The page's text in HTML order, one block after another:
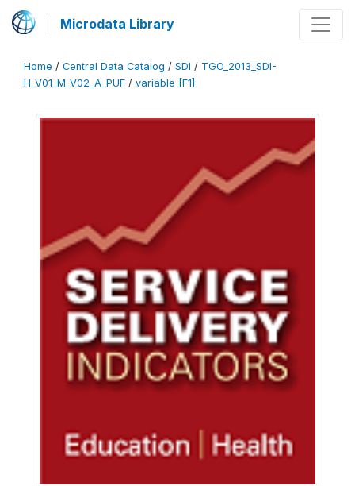
Microdata Library
Home / Central Data Catalog / SDI / TGO_2013_SDI-
H_V01_M_V02_A_PUF / variable [F1]